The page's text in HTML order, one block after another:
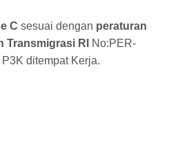
C sesuai dengan peraturan
Transmigrasi RI
No:PER-
ditempat Kerja.